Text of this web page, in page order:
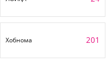
Хобнома 201